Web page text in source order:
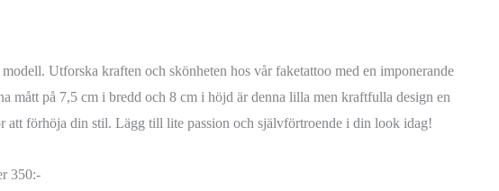
Utforska kraften och skönheten hos vår faketattoo med en imponerande
mått på 7,5 cm i bredd och 8 cm i höjd är denna lilla men kraftfulla design en
att förhöja din stil. Lägg till lite passion och självförtroende i din look idag!
350:-